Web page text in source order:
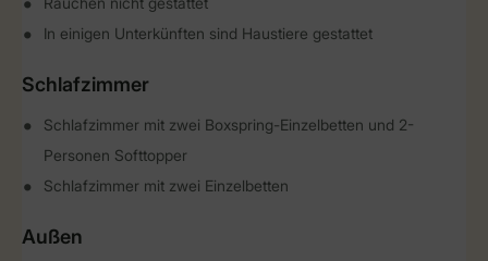
In einigen Unterkünften sind Haustiere gestattet
Schlafzimmer
Schlafzimmer mit zwei Boxspring-Einzelbetten und 2-
Personen Softtopper
Schlafzimmer mit zwei Einzelbetten
Außen